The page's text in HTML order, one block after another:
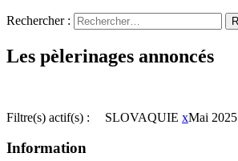
Rechercher :
Les pèlerinages annoncés
Filtre(s) actif(s) : SLOVAQUIE xMai 2025
Information